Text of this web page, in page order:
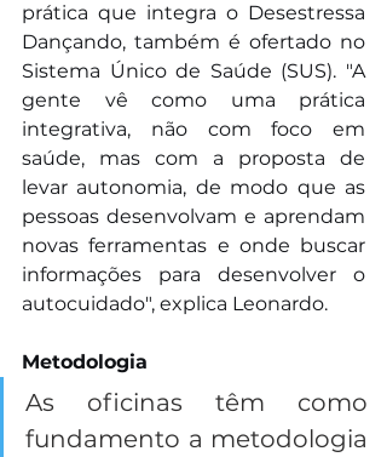
prática que integra o Desestressa
Dançando, também é ofertado no
Sistema Único de Saúde (SUS). "A
gente vê como uma prática
integrativa, não com foco em
saúde, mas com a proposta de
levar autonomia, de modo que as
pessoas desenvolvam e aprendam
novas ferramentas e onde buscar
informações para desenvolver o
autocuidado", explica Leonardo.
Metodologia
As oficinas têm como
fundamento a metodologia